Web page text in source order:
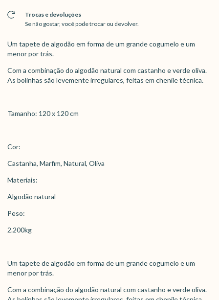
Trocas e devoluções
Se não gostar, você pode trocar ou devolver.
Um tapete de algodão em forma de um grande cogumelo e um
menor por trás.
Com a combinação do algodão natural com castanho e verde oliva.
As bolinhas são levemente irregulares, feitas em chenile técnica.
Tamanho: 120 x 120 cm
Cor:
Castanha, Marfim, Natural, Oliva
Materiais:
Algodão natural
Peso:
2.200kg
Um tapete de algodão em forma de um grande cogumelo e um
menor por trás.
Com a combinação do algodão natural com castanho e verde oliva.